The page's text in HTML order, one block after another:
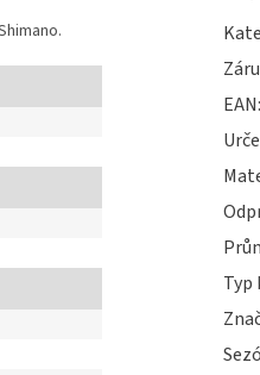
EAN
Typ